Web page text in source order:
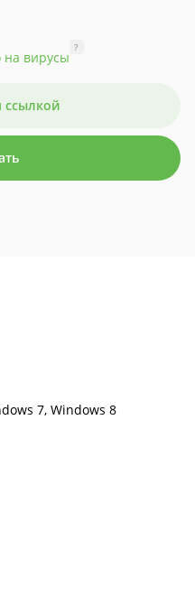
на вирусы
?
ссылкой
7, Windows 8